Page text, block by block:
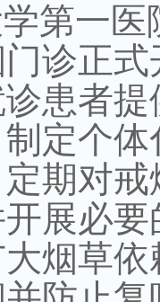
第一医
诊正
患者
定个
期对
展必
烟草